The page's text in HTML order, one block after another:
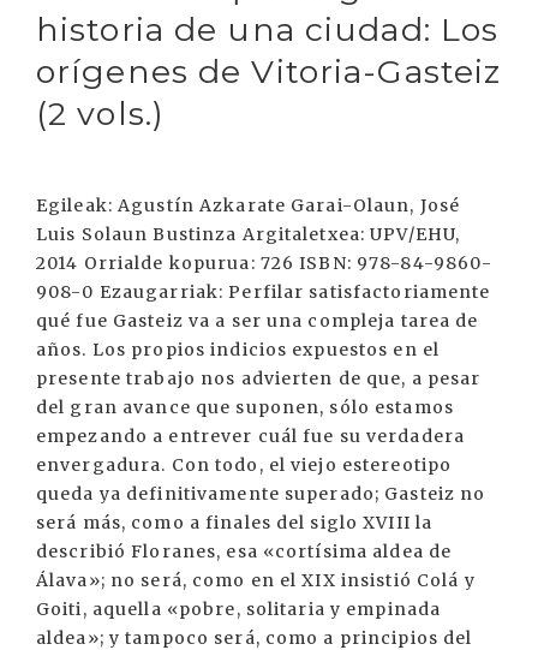
historia de una ciudad: Los
orígenes de Vitoria-Gasteiz
(2 vols.)
Egileak: Agustín Azkarate Garai-Olaun, José
Luis Solaun Bustinza Argitaletxea: UPV/EHU,
2014 Orrialde kopurua: 726 ISBN: 978-84-9860-
908-0 Ezaugarriak: Perfilar satisfactoriamente
qué fue Gasteiz va a ser una compleja tarea de
años. Los propios indicios expuestos en el
presente trabajo nos advierten de que, a pesar
del gran avance que suponen, sólo estamos
empezando a entrever cuál fue su verdadera
envergadura. Con todo, el viejo estereotipo
queda ya definitivamente superado; Gasteiz no
será más, como a finales del siglo XVIII la
describió Floranes, esa «cortísima aldea de
Álava»; no será, como en el XIX insistió Colá y
Goiti, aquella «pobre, solitaria y empinada
aldea»; y tampoco será, como a principios del